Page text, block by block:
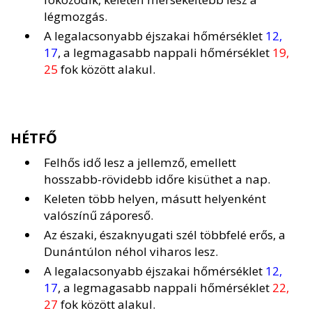
légmozgás.
A legalacsonyabb éjszakai hőmérséklet 12,
17, a legmagasabb nappali hőmérséklet 19,
25 fok között alakul.
HÉTFŐ
Felhős idő lesz a jellemző, emellett
hosszabb-rövidebb időre kisüthet a nap.
Keleten több helyen, másutt helyenként
valószínű záporeső.
Az északi, északnyugati szél többfelé erős, a
Dunántúlon néhol viharos lesz.
A legalacsonyabb éjszakai hőmérséklet 12,
17, a legmagasabb nappali hőmérséklet 22,
27 fok között alakul.